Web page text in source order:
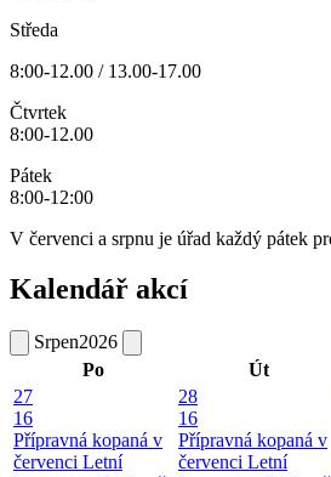
Středa
8:00-12.00 / 13.00-17.00
Čtvrtek
8:00-12.00
Pátek
8:00-12:00
V červenci a srpnu je úřad každý pátek
Kalendář akcí
Srpen2026
Po
Út
27
16
Přípravná kopaná v
červenci Letní
28
16
Přípravná kopaná v
červenci Letní